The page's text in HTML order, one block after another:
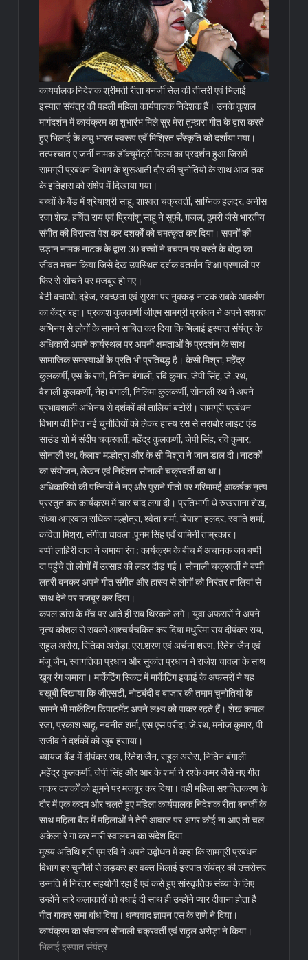
कायर्पालक निदेशक श्रीमती रीता बनर्जी सेल की तीसरी एवं भिलाई
इस्पात संयंत्र की पहली महिला कार्यपालक निदेशक हैं। उनके कुशल
मार्गदर्शन में कार्यक्रम का शुभारंभ मिले सुर मेरा तुम्हारा गीत के द्वारा करते
हुए भिलाई के लघु भारत स्वरूप एवँ मिश्रित सँस्कृति को दर्शाया गया।
तत्पश्चात ए जर्नी नामक डॉक्यूमेंट्री फिल्म का प्रदर्शन हुआ जिसमें
सामग्री प्रबंधन विभाग के शुरूआती दौर की चुनोतियों के साथ आज तक
के इतिहास को संक्षेप में दिखाया गया।
बच्चों के बैंड में श्रेयाश्री साहू, शाश्वत चक्रवर्ती, साग्निक हलदर, अनीस
रजा शेख, हर्षित राय एवं प्रियांशु साहू ने सूफी, ग़जल, ठुमरी जैसे भारतीय
संगीत की विरासत पेश कर दशर्कों को चमत्कृत कर दिया। सपनों की
उड़ान नामक नाटक के द्वारा 30 बच्चों ने बचपन पर बस्ते के बोझ का
जीवंत मंचन किया जिसे देख उपस्थित दर्शक वतर्मान शिक्षा प्रणाली पर
फिर से सोचने पर मजबूर हो गए।
बेटी बचाओ, दहेज, स्वच्छता एवं सुरक्षा पर नुक्कड़ नाटक सबके आकर्षण
का केंद्र रहा। प्रकाश कुलकर्णी जीएम सामग्री प्रबंधन ने अपने सशक्त
अभिनय से लोगों के सामने साबित कर दिया कि भिलाई इस्पात संयंत्र के
अधिकारी अपने कार्यस्थल पर अपनी क्षमताओं के प्रदर्शन के साथ
सामाजिक समस्याओं के प्रति भी प्रतिबद्ध है। केसी मिश्रा, महेंद्र
कुलकर्णी, एस के राणे, नितिन बंगाली, रवि कुमार, जेपी सिंह, जे .रथ,
वैशाली कुलकर्णी, नेहा बंगाली, निलिमा कुलकर्णी, सोनाली रथ ने अपने
प्रभावशाली अभिनय से दर्शकों की तालियां बटोरी। सामग्री प्रबंधन
विभाग की नित नई चुनौतियों को लेकर हास्य रस से सराबोर लाइट एंड
साउंड शो में संदीप चक्रवर्ती, महेंद्र कुलकर्णी, जेपी सिंह, रवि कुमार,
सोनाली रथ, कैलाश मल्होत्रा और के सी मिश्रा ने जान डाल दी।नाटकों
का संयोजन, लेखन एवं निर्देशन सोनाली चक्रवर्ती का था।
अधिकारियों की पत्नियों ने नए और पुराने गीतों पर गरिमामई आकर्षक नृत्य
प्रस्तुत कर कार्यक्रम में चार चांद लगा दी। प्रतिभागी थे रुखसाना शेख,
संध्या अग्रवाल राधिका मल्होत्रा, श्वेता शर्मा, बिपाशा हलदर, स्वाति शर्मा,
कविता मिश्रा, संगीता चावला ,पूनम सिंह एवँ यामिनी ताम्रकार।
बप्पी लाहिरी दादा ने जमाया रंग : कार्यक्रम के बीच में अचानक जब बप्पी
दा पहुंचे तो लोगों में उत्साह की लहर दौड़ गई। सोनाली चक्रवर्ती ने बप्पी
लहरी बनकर अपने गीत संगीत और हास्य से लोगों को निरंतर तालियां से
साथ देने पर मजबूर कर दिया।
कपल डांस के मँच पर आते ही सब थिरकने लगे। युवा अफसरों ने अपने
नृत्य कौशल से सबको आश्चर्यचकित कर दिया मधुरिमा राय दीपंकर राय,
राहुल अरोरा, रितिका अरोड़ा, एस.शरण एवं अर्चना शरण, रितेश जैन एवं
मंजू जैन, स्वागतिका प्रधान और सुकांत प्रधान ने राजेश चावला के साथ
खूब रंग जमाया। मार्केटिंग स्किट में मार्केटिंग इकाई के अफसरों ने यह
बखूबी दिखाया कि जीएसटी, नोटबंदी व बाजार की तमाम चुनोतियों के
सामने भी मार्केटिंग डिपाटर्मेंट अपने लक्ष्य को पाकर रहते हैं। शेख कमाल
रजा, प्रकाश साहू, नवनीत शर्मा, एस एस परीदा, जे.रथ, मनोज कुमार, पी
राजीव ने दर्शकों को खूब हंसाया।
ब्यायज बैंड में दीपंकर राय, रितेश जैन, राहुल अरोरा, नितिन बंगाली
,महेंद्र कुलकर्णी, जेपी सिंह और आर के शर्मा ने रश्के कमर जैसे नए गीत
गाकर दशर्कों को झूमने पर मजबूर कर दिया। वही महिला सशक्तिकरण के
दौर में एक कदम और चलते हुए महिला कार्यपालक निदेशक रीता बनर्जी के
साथ महिला बैंड में महिलाओं ने तेरी आवाज पर अगर कोई ना आए तो चल
अकेला रे गा कर नारी स्वालंबन का संदेश दिया
मुख्य अतिथि श्री एम रवि ने अपने उद्बोधन में कहा कि सामग्री प्रबंधन
विभाग हर चुनौती से लड़कर हर वक्त भिलाई इस्पात संयंत्र की उत्तरोत्तर
उन्नति में निरंतर सहयोगी रहा है एवं कसे हुए सांस्कृतिक संध्या के लिए
उन्होंने सारे कलाकारों को बधाई दी साथ ही उन्होंने प्यार दीवाना होता है
गीत गाकर समा बांध दिया। धन्यवाद ज्ञापन एस के राणे ने दिया।
कार्यक्रम का संचालन सोनाली चक्रवर्ती एवं राहुल अरोड़ा ने किया।
भिलाई इस्पात संयंत्र